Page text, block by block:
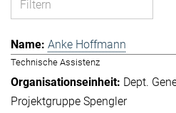
Anke Hoffmann
Technische Assistenz
Dept.
Projektgruppe Spengler